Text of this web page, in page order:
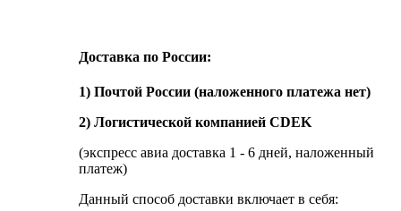
Доставка по России:
1) Почтой России (наложенного платежа нет)
2) Логистической компанией CDEK
(экспресс авиа доставка 1 - 6 дней, наложенный
платеж)
Данный способ доставки включает в себя: